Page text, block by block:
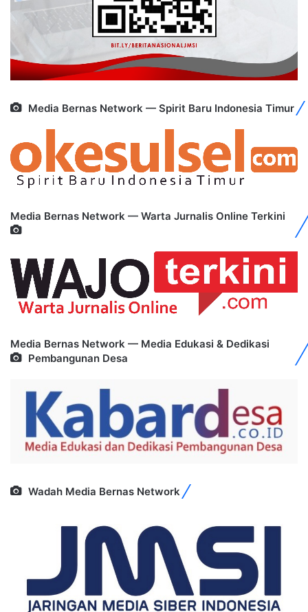
Media Bernas Network — Spirit Baru Indonesia Timur
Media Bernas Network — Warta Jurnalis Online Terkini
Media Bernas Network — Media Edukasi & Dedikasi
Pembangunan Desa
Wadah Media Bernas Network